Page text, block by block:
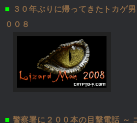
■
３０年ぶりに帰ってきたトカゲ
００８
■ 警察署に２００本の目撃電話 ～